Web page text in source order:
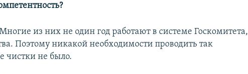
из них не один год работают в системе Госкомитета,
Поэтому никакой необходимости проводить так
чистки не было.